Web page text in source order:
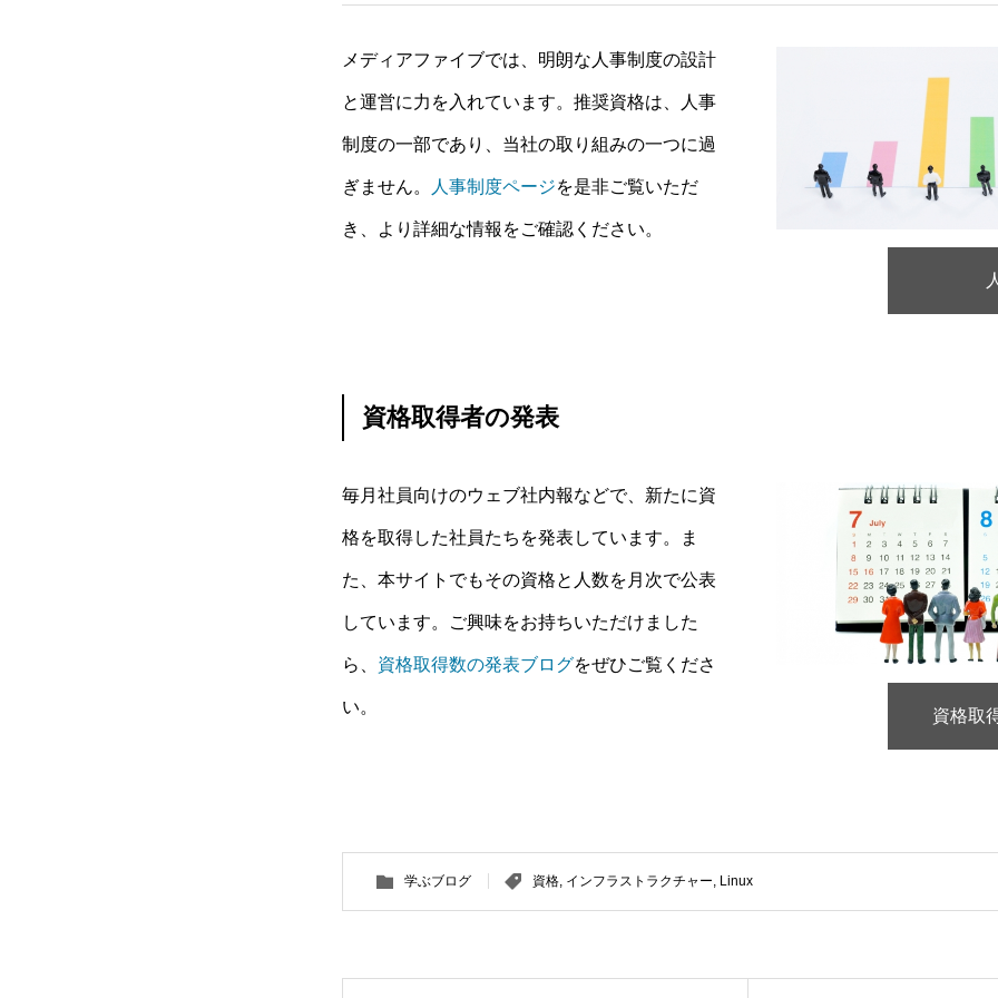
メディアファイブでは、明朗な人事制度の設計
と運営に力を入れています。推奨資格は、人事
制度の一部であり、当社の取り組みの一つに過
ぎません。 人事制度ページを是非ご覧いただ
き、より詳細な情報をご確認ください。
資格取得者の発表
毎月社員向けのウェブ社内報などで、新たに資
格を取得した社員たちを発表しています。ま
た、本サイトでもその資格と人数を月次で公表
しています。ご興味をお持ちいただけました
ら、 資格取得数の発表ブログをぜひご覧くださ
い。 資格取
学ぶブログ 資格, インフラストラクチャー, Linux